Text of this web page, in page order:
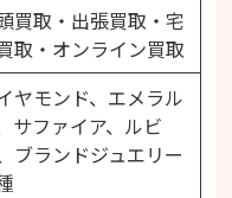
買取・出張買取・宅
取・オンライン買取
ヤモンド、エメラル
サファイア、ルビ
ブランドジュエリー